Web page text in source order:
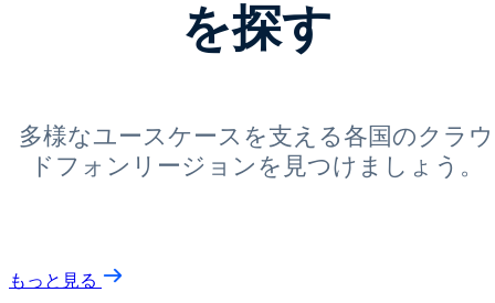
を探す
多様なユースケースを支える各国のクラウ
ドフォンリージョンを見つけましょう。
もっと見る